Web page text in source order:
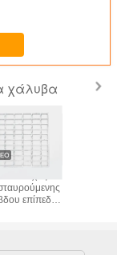
χάλυβα
επίπεδη